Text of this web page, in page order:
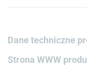
Dane techniczne
Strona WWW